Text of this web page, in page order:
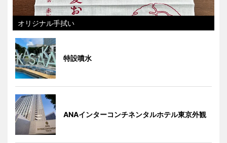
オリジナル手拭い
特設噴水
ANAインターコンチネンタルホテル東京外観